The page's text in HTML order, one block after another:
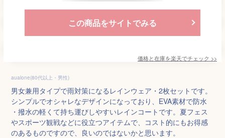
この商品をサイトでみる
価格と在庫を楽天でチェック >>
aualone(80代以上・男性)
男女兼用タイプで雨対策になるレインウェア・2枚セットです。
シンプルでオシャレなデザインになっており、EVA素材で防水
・撥水の軽くて持ち運びしやすいレインコートです。夏フェス
やスポーツ観戦などに役立つアイテムで、コスト的にもお得感
のあるものですので、良いのではないかと思います。